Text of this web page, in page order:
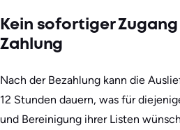
Kein sofortiger
Zahlung
Nach der Bezahlung kann die
12 Stunden dauern, was für
und Bereinigung ihrer Listen